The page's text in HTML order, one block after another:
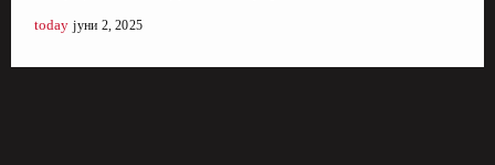
today јуни 2, 2025